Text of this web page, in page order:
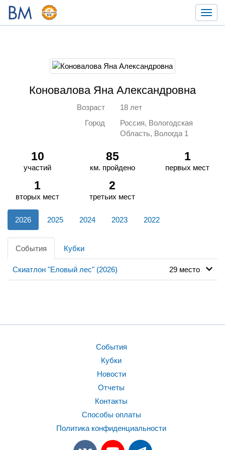
Коновалова Яна Александровна
Возраст
18 лет
Город
Россия, Вологодская
Область, Вологда 1
10
участий
85
км. пройдено
1
первых мест
1
вторых мест
2
третьих мест
2026 2025 2024 2023 2022
События Кубки
Скиатлон "Еловый лес" (2026) 29 место
События
Кубки
Новости
Отчеты
Контакты
Способы оплаты
Политика конфиденциальности